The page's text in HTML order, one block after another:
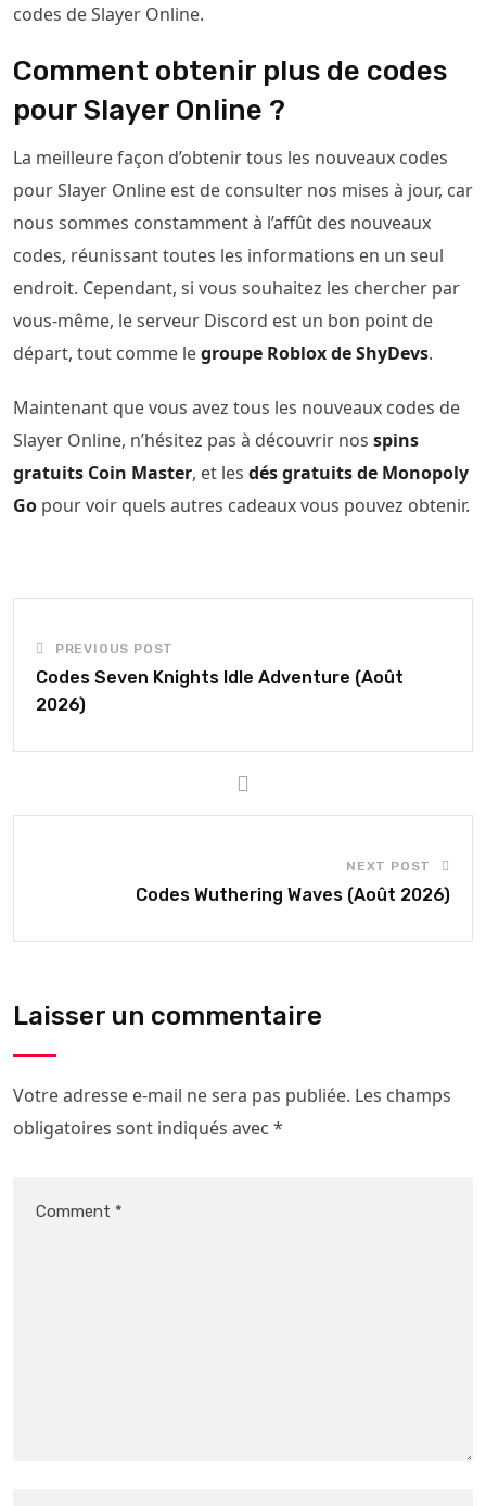
codes de Slayer Online.
Comment obtenir plus de codes
pour Slayer Online ?
La meilleure façon d’obtenir tous les nouveaux codes
pour Slayer Online est de consulter nos mises à jour, car
nous sommes constamment à l’affût des nouveaux
codes, réunissant toutes les informations en un seul
endroit. Cependant, si vous souhaitez les chercher par
vous-même, le serveur Discord est un bon point de
départ, tout comme legroupe Roblox de ShyDevs.
Maintenant que vous avez tous les nouveaux codes de
Slayer Online, n’hésitez pas à découvrir nos spins
gratuits Coin Master, et les dés gratuits de Monopoly
Go pour voir quels autres cadeaux vous pouvez obtenir.
PREVIOUS POST
Codes Seven Knights Idle Adventure (Août
2026)
NEXT POST
Codes Wuthering Waves (Août 2026)
Laisser un commentaire
Votre adresse e-mail ne sera pas publiée. Les champs
obligatoires sont indiqués avec *